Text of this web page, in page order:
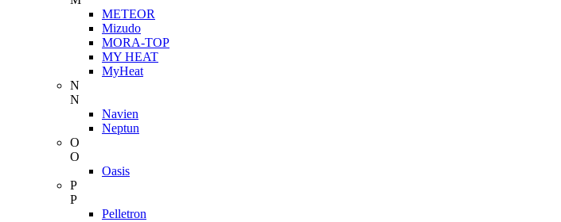
METEOR
Mizudo
MORA-TOP
MY HEAT
MyHeat
N
N
Navien
Neptun
O
O
Oasis
P
P
Pelletron